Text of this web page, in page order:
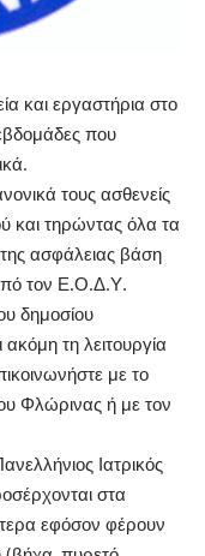
και εργαστήρια στο
που
τους ασθενείς
και τηρώντας όλα τα
ασφάλειας βάση
τον Ε.Ο.Δ.Υ.
δημοσίου
τη λειτουργία
με το
Φλώρινας ή με τον
Ιατρικός
στα
εφόσον φέρουν